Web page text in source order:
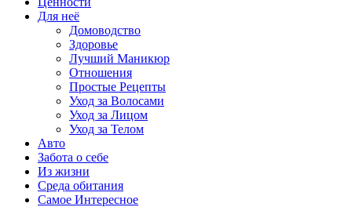
Для неё
Домоводство
Здоровье
Лучший Маникюр
Отношения
Простые Рецепты
Уход за Волосами
Уход за Лицом
Уход за Телом
Авто
Забота о себе
Из жизни
Среда обитания
Самое Интересное